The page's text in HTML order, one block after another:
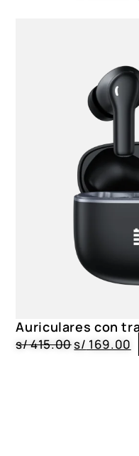
Auriculares con
s/415.00s/ 169.00